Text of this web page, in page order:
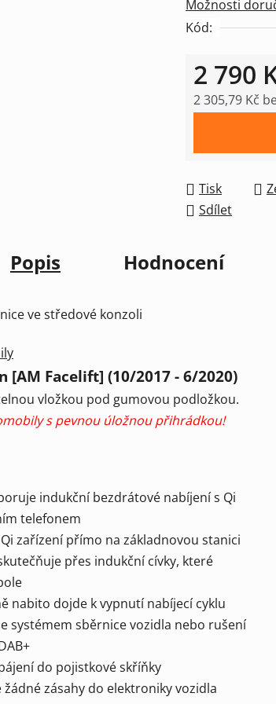
Možnosti
Kód:
2 790
2 305,79 Kč
Tisk
Sdílet
Popis Hodnocení
ve středové konzoli
[AM Facelift] (10/2017 - 6/2020)
vložkou pod gumovou podložkou.
s pevnou úložnou přihrádkou!
indukční bezdrátové nabíjení s Qi
telefonem
zařízení přímo na základnovou stanici
přes indukční cívky, které
nabito dojde k vypnutí nabíjecí cyklu
systémem sběrnice vozidla nebo rušení
do pojistkové skříňky
zásahy do elektroniky vozidla